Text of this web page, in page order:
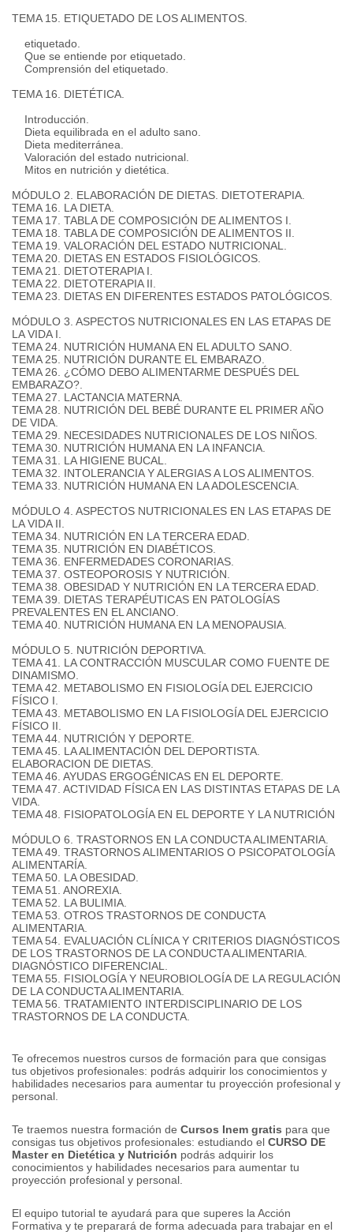
TEMA 15. ETIQUETADO DE LOS ALIMENTOS.
etiquetado.
Que se entiende por etiquetado.
Comprensión del etiquetado.
TEMA 16. DIETÉTICA.
Introducción.
Dieta equilibrada en el adulto sano.
Dieta mediterránea.
Valoración del estado nutricional.
Mitos en nutrición y dietética.
MÓDULO 2. ELABORACIÓN DE DIETAS. DIETOTERAPIA.
TEMA 16. LA DIETA.
TEMA 17. TABLA DE COMPOSICIÓN DE ALIMENTOS I.
TEMA 18. TABLA DE COMPOSICIÓN DE ALIMENTOS II.
TEMA 19. VALORACIÓN DEL ESTADO NUTRICIONAL.
TEMA 20. DIETAS EN ESTADOS FISIOLÓGICOS.
TEMA 21. DIETOTERAPIA I.
TEMA 22. DIETOTERAPIA II.
TEMA 23. DIETAS EN DIFERENTES ESTADOS PATOLÓGICOS.
MÓDULO 3. ASPECTOS NUTRICIONALES EN LAS ETAPAS DE
LA VIDA I.
TEMA 24. NUTRICIÓN HUMANA EN EL ADULTO SANO.
TEMA 25. NUTRICIÓN DURANTE EL EMBARAZO.
TEMA 26. ¿CÓMO DEBO ALIMENTARME DESPUÉS DEL
EMBARAZO?.
TEMA 27. LACTANCIA MATERNA.
TEMA 28. NUTRICIÓN DEL BEBÉ DURANTE EL PRIMER AÑO
DE VIDA.
TEMA 29. NECESIDADES NUTRICIONALES DE LOS NIÑOS.
TEMA 30. NUTRICIÓN HUMANA EN LA INFANCIA.
TEMA 31. LA HIGIENE BUCAL.
TEMA 32. INTOLERANCIA Y ALERGIAS A LOS ALIMENTOS.
TEMA 33. NUTRICIÓN HUMANA EN LA ADOLESCENCIA.
MÓDULO 4. ASPECTOS NUTRICIONALES EN LAS ETAPAS DE
LA VIDA II.
TEMA 34. NUTRICIÓN EN LA TERCERA EDAD.
TEMA 35. NUTRICIÓN EN DIABÉTICOS.
TEMA 36. ENFERMEDADES CORONARIAS.
TEMA 37. OSTEOPOROSIS Y NUTRICIÓN.
TEMA 38. OBESIDAD Y NUTRICIÓN EN LA TERCERA EDAD.
TEMA 39. DIETAS TERAPÉUTICAS EN PATOLOGÍAS
PREVALENTES EN EL ANCIANO.
TEMA 40. NUTRICIÓN HUMANA EN LA MENOPAUSIA.
MÓDULO 5. NUTRICIÓN DEPORTIVA.
TEMA 41. LA CONTRACCIÓN MUSCULAR COMO FUENTE DE
DINAMISMO.
TEMA 42. METABOLISMO EN FISIOLOGÍA DEL EJERCICIO
FÍSICO I.
TEMA 43. METABOLISMO EN LA FISIOLOGÍA DEL EJERCICIO
FÍSICO II.
TEMA 44. NUTRICIÓN Y DEPORTE.
TEMA 45. LA ALIMENTACIÓN DEL DEPORTISTA.
ELABORACION DE DIETAS.
TEMA 46. AYUDAS ERGOGÉNICAS EN EL DEPORTE.
TEMA 47. ACTIVIDAD FÍSICA EN LAS DISTINTAS ETAPAS DE LA
VIDA.
TEMA 48. FISIOPATOLOGÍA EN EL DEPORTE Y LA NUTRICIÓN
MÓDULO 6. TRASTORNOS EN LA CONDUCTA ALIMENTARIA.
TEMA 49. TRASTORNOS ALIMENTARIOS O PSICOPATOLOGÍA
ALIMENTARÍA.
TEMA 50. LA OBESIDAD.
TEMA 51. ANOREXIA.
TEMA 52. LA BULIMIA.
TEMA 53. OTROS TRASTORNOS DE CONDUCTA
ALIMENTARIA.
TEMA 54. EVALUACIÓN CLÍNICA Y CRITERIOS DIAGNÓSTICOS
DE LOS TRASTORNOS DE LA CONDUCTA ALIMENTARIA.
DIAGNÓSTICO DIFERENCIAL.
TEMA 55. FISIOLOGÍA Y NEUROBIOLOGÍA DE LA REGULACIÓN
DE LA CONDUCTA ALIMENTARIA.
TEMA 56. TRATAMIENTO INTERDISCIPLINARIO DE LOS
TRASTORNOS DE LA CONDUCTA.
Te ofrecemos nuestros cursos de formación para que consigas
tus objetivos profesionales: podrás adquirir los conocimientos y
habilidades necesarios para aumentar tu proyección profesional y
personal.
Te traemos nuestra formación de Cursos Inem gratis para que
consigas tus objetivos profesionales: estudiando el CURSO DE
Master en Dietética y Nutrición podrás adquirir los
conocimientos y habilidades necesarios para aumentar tu
proyección profesional y personal.
El equipo tutorial te ayudará para que superes la Acción
Formativa y te preparará de forma adecuada para trabajar en el